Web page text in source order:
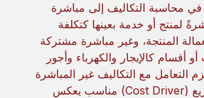
محاسبة التكاليف إلى مباشرة
لمنتج أو خدمة بعينها كتكلفة
المنتجة، وغير مباشرة مشتركة
أقسام كالإيجار والكهرباء وأجور
التعامل مع التكاليف غير المباشرة
تحديد أساس توزيع (Cost Driver) مناسب يعكس